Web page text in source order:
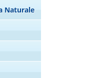
Naturale